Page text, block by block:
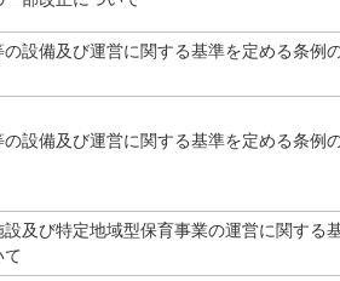
設備及び運営に関する基準を定める条例
設備及び運営に関する基準を定める条例
及び特定地域型保育事業の運営に関する
て